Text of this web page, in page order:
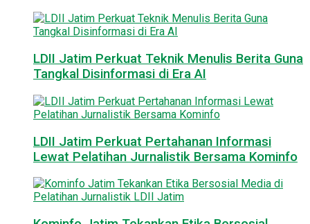
LDII Jatim Perkuat Teknik Menulis Berita Guna
Tangkal Disinformasi di Era AI
LDII Jatim Perkuat Pertahanan Informasi
Lewat Pelatihan Jurnalistik Bersama Kominfo